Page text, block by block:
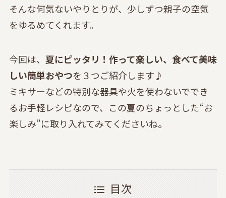
そんな何気ないやりとりが、少しずつ親子の空気
をゆるめてくれます。
今回は、 夏にピッタリ！作って楽しい、食べて美味
しい簡単おやつを３つご紹介します♪
ミキサーなどの特別な器具や火を使わないででき
るお手軽レシピなので、この夏のちょっとした“お
楽しみ”に取り入れてみてくださいね。
目次